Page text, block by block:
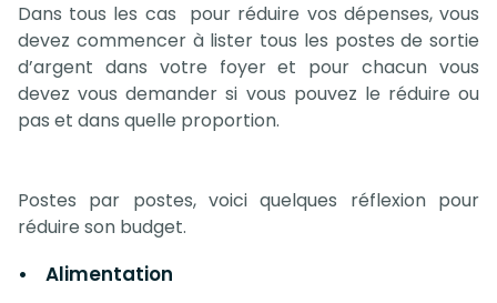
Dans tous les cas pour réduire vos dépenses, vous
devez commencer à lister tous les postes de sortie
d’argent dans votre foyer et pour chacun vous
devez vous demander si vous pouvez le réduire ou
pas et dans quelle proportion.
Postes par postes, voici quelques réflexion pour
réduire son budget.
• Alimentation